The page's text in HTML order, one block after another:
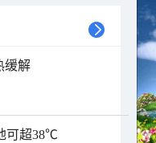
缓解
可超38℃